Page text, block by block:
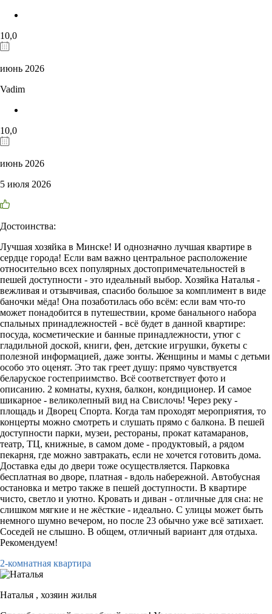
10,0
июнь 2026
Vadim
10,0
июнь 2026
5 июля 2026
Достоинства:
Лучшая хозяйка в Минске! И однозначно лучшая квартире в
сердце города! Если вам важно центральное расположение
относительно всех популярных достопримечательностей в
пешей доступности - это идеальный выбор. Хозяйка Наталья -
вежливая и отзывчивая, спасибо большое за комплимент в виде
баночки мёда! Она позаботилась обо всём: если вам что-то
может понадобится в путешествии, кроме банального набора
спальных принадлежностей - всё будет в данной квартире:
посуда, косметические и банные принадлежности, утюг с
гладильной доской, книги, фен, детские игрушки, букеты с
полезной информацией, даже зонты. Женщины и мамы с детьми
особо это оценят. Это так греет душу: прямо чувствуется
беларуское гостеприимство. Всё соответствует фото и
описанию. 2 комнаты, кухня, балкон, кондиционер. И самое
шикарное - великолепный вид на Свислочь! Через реку -
площадь и Дворец Спорта. Когда там проходят мероприятия, то
концерты можно смотреть и слушать прямо с балкона. В пешей
доступности парки, музеи, рестораны, прокат катамаранов,
театр, ТЦ, книжные, в самом доме - продуктовый, а рядом
пекарня, где можно завтракать, если не хочется готовить дома.
Доставка еды до двери тоже осуществляется. Парковка
бесплатная во дворе, платная - вдоль набережной. Автобусная
остановка и метро также в пешей доступности. В квартире
чисто, светло и уютно. Кровать и диван - отличные для сна: не
слишком мягкие и не жёсткие - идеально. С улицы может быть
немного шумно вечером, но после 23 обычно уже всё затихает.
Соседей не слышно. В общем, отличный вариант для отдыха.
Рекомендуем!
2-комнатная квартира
Наталья , хозяин жилья